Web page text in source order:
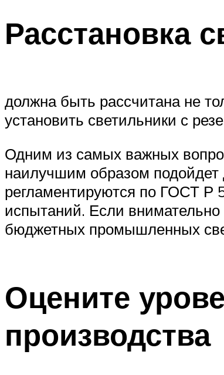
Расстановка
должна быть рассчитана не
установить светильники с
Одним из самых важных
наилучшим образом подойдет
регламентируются по ГОСТ Р
испытаний. Если
бюджетных промышленных
Оцените
производства